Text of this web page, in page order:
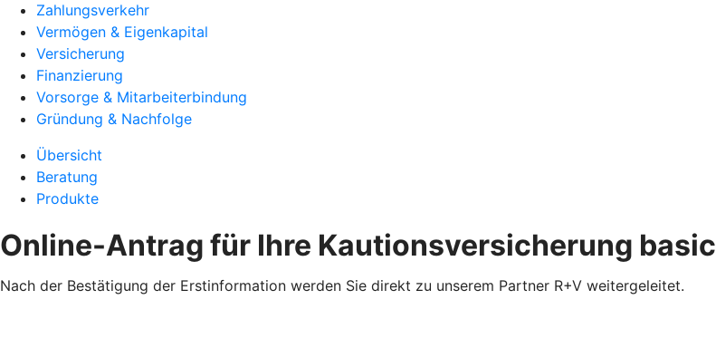
Zahlungsverkehr
Vermögen & Eigenkapital
Versicherung
Finanzierung
Vorsorge & Mitarbeiterbindung
Gründung & Nachfolge
Übersicht
Beratung
Produkte
Online-Antrag für Ihre Kautionsversicherung basic
Nach der Bestätigung der Erstinformation werden Sie direkt zu unserem Partner R+V weitergeleitet.